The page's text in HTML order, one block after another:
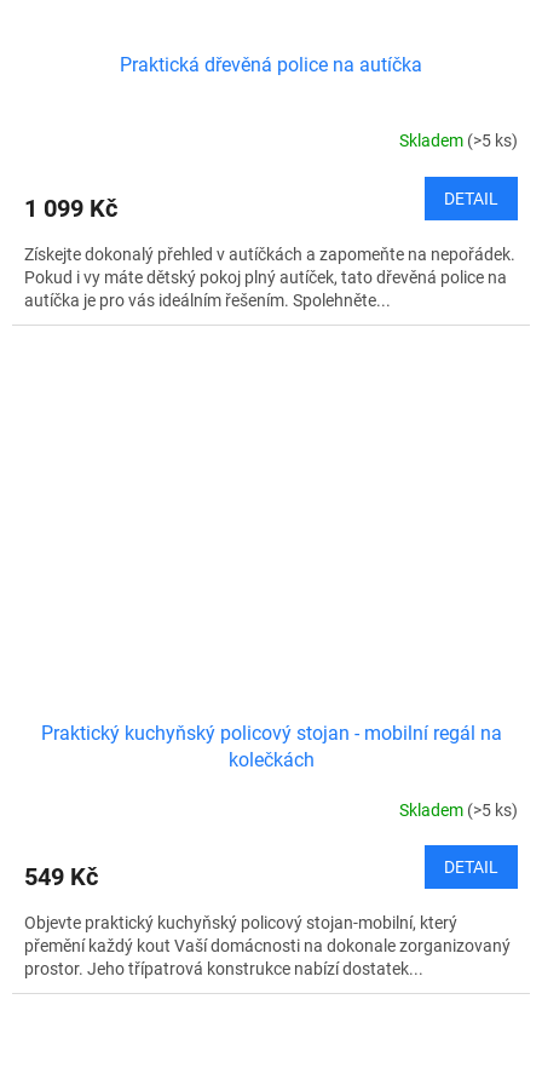
Praktická dřevěná police na autíčka
Skladem (>5 ks)
1 099 Kč DETAIL
Získejte dokonalý přehled v autíčkách a zapomeňte na nepořádek.
Pokud i vy máte dětský pokoj plný autíček, tato dřevěná police na
autíčka je pro vás ideálním řešením. Spolehněte...
Praktický kuchyňský policový stojan - mobilní regál na
kolečkách
Skladem (>5 ks)
549 Kč DETAIL
Objevte praktický kuchyňský policový stojan-mobilní, který
přemění každý kout Vaší domácnosti na dokonale zorganizovaný
prostor. Jeho třípatrová konstrukce nabízí dostatek...